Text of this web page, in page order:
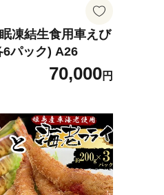
凍結生食用車えび
6パック) A26
70,000円